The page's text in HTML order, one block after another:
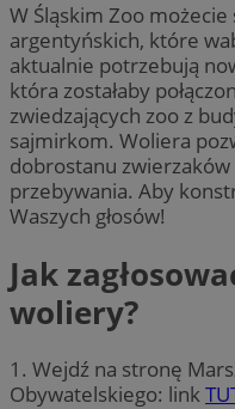
W Śląskim Zoo
argentyńskich, które
aktualnie potrzebują
która zostałaby
zwiedzających zoo z
sajmirkom. Woliera
dobrostanu zwierzaków
przebywania. Aby
Waszych głosów!
Jak
woliery?
1. Wejdź na stronę
Obywatelskiego: link